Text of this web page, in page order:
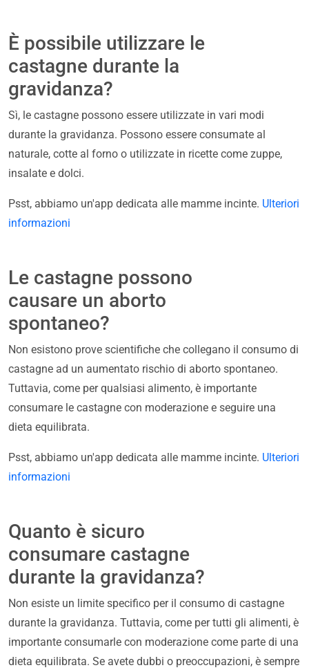
È possibile utilizzare le
castagne durante la
gravidanza?
Sì, le castagne possono essere utilizzate in vari modi
durante la gravidanza. Possono essere consumate al
naturale, cotte al forno o utilizzate in ricette come zuppe,
insalate e dolci.
Psst, abbiamo un'app dedicata alle mamme incinte. Ulteriori
informazioni
Le castagne possono
causare un aborto
spontaneo?
Non esistono prove scientifiche che collegano il consumo di
castagne ad un aumentato rischio di aborto spontaneo.
Tuttavia, come per qualsiasi alimento, è importante
consumare le castagne con moderazione e seguire una
dieta equilibrata.
Psst, abbiamo un'app dedicata alle mamme incinte. Ulteriori
informazioni
Quanto è sicuro
consumare castagne
durante la gravidanza?
Non esiste un limite specifico per il consumo di castagne
durante la gravidanza. Tuttavia, come per tutti gli alimenti, è
importante consumarle con moderazione come parte di una
dieta equilibrata. Se avete dubbi o preoccupazioni, è sempre